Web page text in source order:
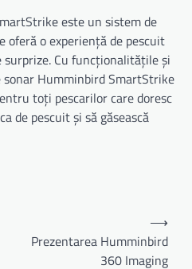
este un sistem de
oferă o experiență de pescuit
Cu funcționalitățile și
Humminbird SmartStrike
toți pescarilor care doresc
de pescuit și să găsească
Prezentarea Humminbird
360 Imaging
⟶